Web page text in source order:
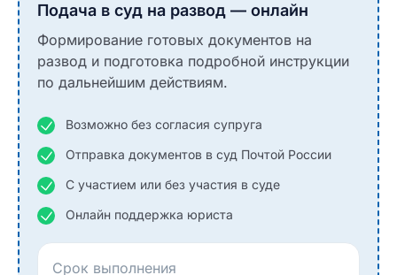
Подача в суд на развод — онлайн
Формирование готовых документов на
развод и подготовка подробной инструкции
по дальнейшим действиям.
Возможно без согласия супруга
Отправка документов в суд Почтой России
С участием или без участия в суде
Онлайн поддержка юриста
Срок выполнения